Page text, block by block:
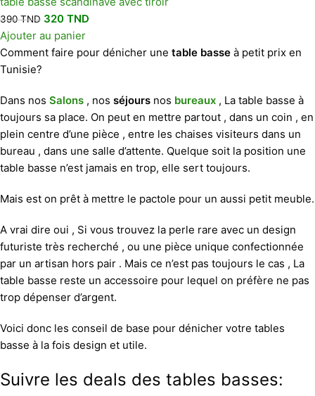
390TND 320 TND
Ajouter au panier
Comment faire pour dénicher une table basse à petit prix en
Tunisie?
Dans nos Salons , nos séjours nos bureaux , La table basse à
toujours sa place. On peut en mettre partout , dans un coin , en
plein centre d’une pièce , entre les chaises visiteurs dans un
bureau , dans une salle d’attente. Quelque soit la position une
table basse n’est jamais en trop, elle sert toujours.
Mais est on prêt à mettre le pactole pour un aussi petit meuble.
A vrai dire oui , Si vous trouvez la perle rare avec un design
futuriste très recherché , ou une pièce unique confectionnée
par un artisan hors pair . Mais ce n’est pas toujours le cas , La
table basse reste un accessoire pour lequel on préfère ne pas
trop dépenser d’argent.
Voici donc les conseil de base pour dénicher votre tables
basse à la fois design et utile.
Suivre les deals des tables basses: